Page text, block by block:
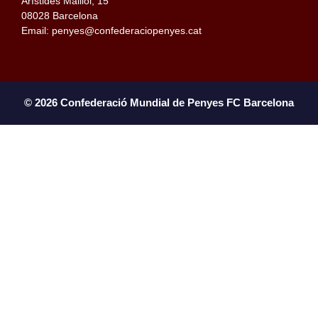
08028 Barcelona
Email: penyes@confederaciopenyes.cat
© 2026 Confederació Mundial de Penyes FC Barcelona